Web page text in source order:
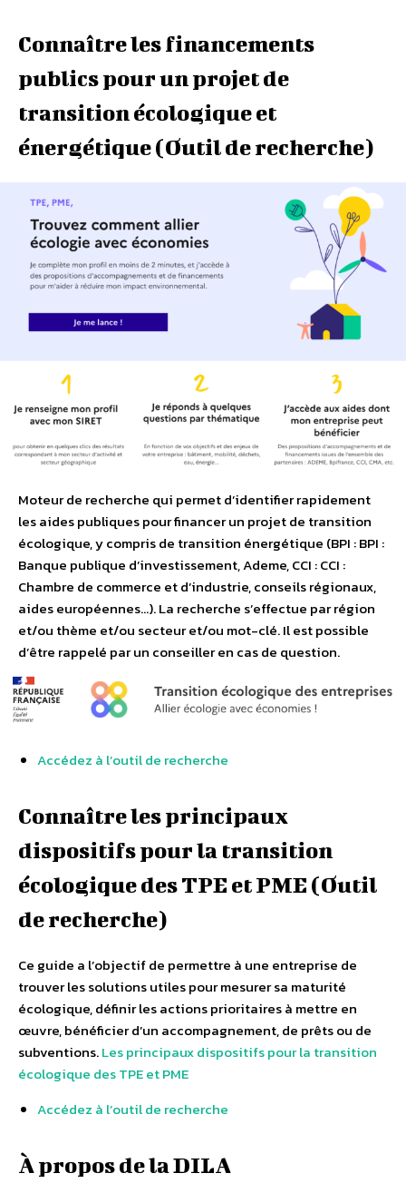
Connaître les financements
publics pour un projet de
transition écologique et
énergétique (Outil de recherche)
Moteur de recherche qui permet d’identifier rapidement
les aides publiques pour financer un projet de transition
écologique, y compris de transition énergétique (BPI : BPI :
Banque publique d’investissement, Ademe, CCI : CCI :
Chambre de commerce et d’industrie, conseils régionaux,
aides européennes…). La recherche s’effectue par région
et/ou thème et/ou secteur et/ou mot-clé. Il est possible
d’être rappelé par un conseiller en cas de question.
Accédez à l’outil de recherche
Connaître les principaux
dispositifs pour la transition
écologique des TPE et PME (Outil
de recherche)
Ce guide a l’objectif de permettre à une entreprise de
trouver les solutions utiles pour mesurer sa maturité
écologique, définir les actions prioritaires à mettre en
œuvre, bénéficier d’un accompagnement, de prêts ou de
subventions.Les principaux dispositifs pour la transition
écologique des TPE et PME
Accédez à l’outil de recherche
À propos de la DILA